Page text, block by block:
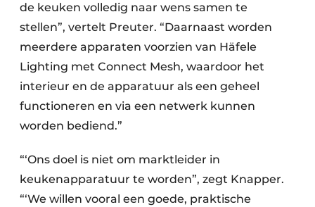
de keuken volledig naar wens samen te
stellen”, vertelt Preuter. “Daarnaast worden
meerdere apparaten voorzien van Häfele
Lighting met Connect Mesh, waardoor het
interieur en de apparatuur als een geheel
functioneren en via een netwerk kunnen
worden bediend.”
“‘Ons doel is niet om marktleider in
keukenapparatuur te worden”, zegt Knapper.
“‘We willen vooral een goede, praktische